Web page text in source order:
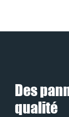
Des
qualité